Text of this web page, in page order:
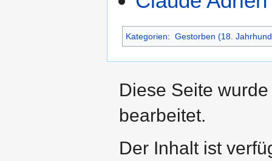
Kategorien: Gestorben (18.
Diese Seite
bearbeitet.
Der Inhalt ist